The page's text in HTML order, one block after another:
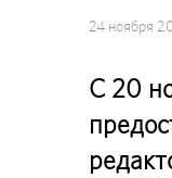
24 ноября
С 20